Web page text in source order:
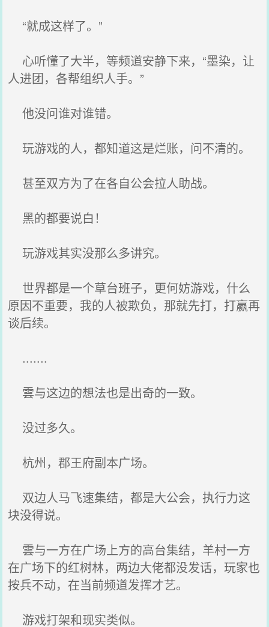
“就成这样了。”
心听懂了大半，等频道安静下来，“墨染，让
人进团，各帮组织人手。”
他没问谁对谁错。
玩游戏的人，都知道这是烂账，问不清的。
甚至双方为了在各自公会拉人助战。
黑的都要说白！
玩游戏其实没那么多讲究。
世界都是一个草台班子，更何妨游戏，什么
原因不重要，我的人被欺负，那就先打，打赢再
谈后续。
.......
雲与这边的想法也是出奇的一致。
没过多久。
杭州，郡王府副本广场。
双边人马飞速集结，都是大公会，执行力这
块没得说。
雲与一方在广场上方的高台集结，羊村一方
在广场下的红树林，两边大佬都没发话，玩家也
按兵不动，在当前频道发挥才艺。
游戏打架和现实类似。